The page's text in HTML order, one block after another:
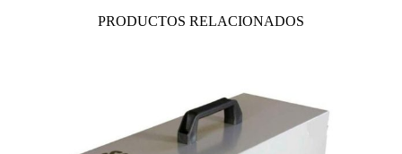
PRODUCTOS RELACIONADOS